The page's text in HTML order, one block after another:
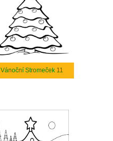
Vánoční Stromeček 11